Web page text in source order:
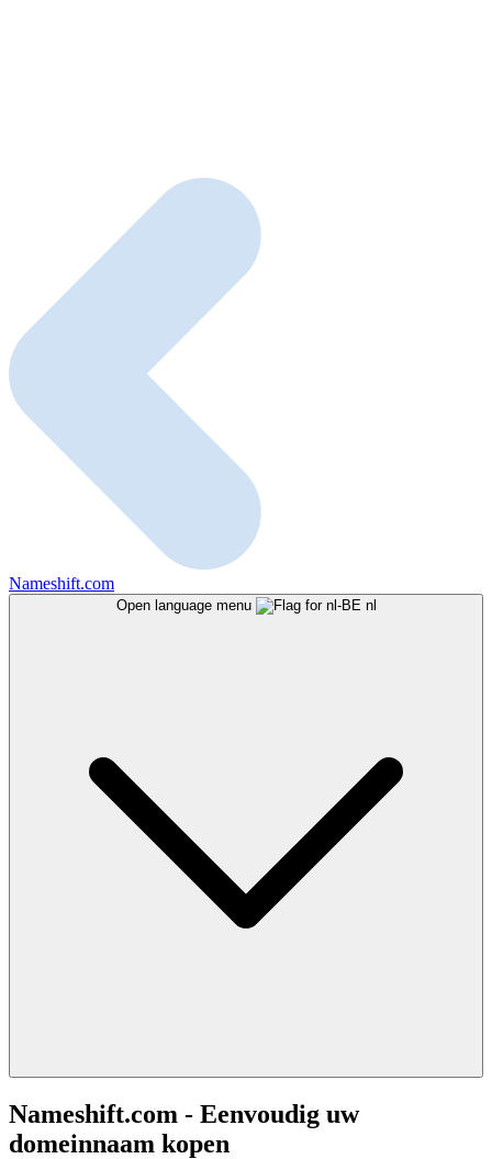
Nameshift.com
Open language menu nl
Nameshift.com - Eenvoudig uw
domeinnaam kopen